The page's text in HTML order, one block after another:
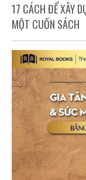
17 CÁCH ĐỂ XÂY
MỘT CUỐN SÁCH